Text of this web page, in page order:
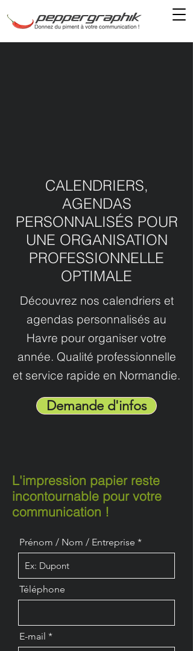
CALENDRIERS,
AGENDAS
PERSONNALISÉS POUR
UNE ORGANISATION
PROFESSIONNELLE
OPTIMALE
Découvrez nos calendriers et
agendas personnalisés au
Havre pour organiser votre
année. Qualité professionnelle
et service rapide en Normandie.
Demande d'infos
L'impression papier reste
incontournable pour votre
communication !
Prénom / Nom / Entreprise
Téléphone
E-mail